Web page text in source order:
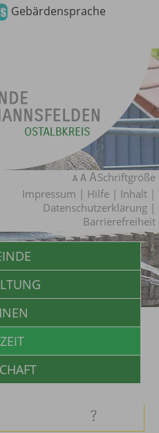
Gebärdensprache
Schriftgröße
Impressum | Hilfe | Inhalt |
Datenschutzerklärung |
Barrierefreiheit